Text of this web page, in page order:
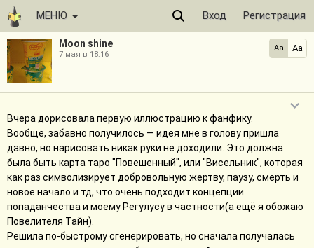
МЕНЮ Вход Регистрация
Moon shine
7 мая в 18:16
Aa Aa
Вчера дорисовала первую иллюстрацию к фанфику.
Вообще, забавно получилось — идея мне в голову пришла
давно, но нарисовать никак руки не доходили. Это должна
была быть карта таро "Повешенный", или "Висельник", которая
как раз символизирует добровольную жертву, паузу, смерть и
новое начало и тд, что очень подходит концепции
попаданчества и моему Регулусу в частности(а ещё я обожаю
Повелителя Тайн).
Решила по-быстрому сгенерировать, но сначала получалась